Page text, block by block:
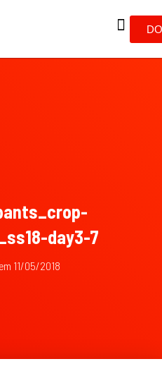
day3-7
11/05/2018